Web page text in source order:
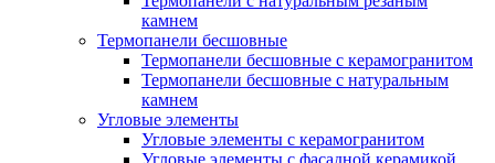
камнем
Термопанели бесшовные
Термопанели бесшовные с керамогранитом
Термопанели бесшовные с натуральным
камнем
Угловые элементы
Угловые элементы с керамогранитом
Угловые элементы с фасадной керамикой